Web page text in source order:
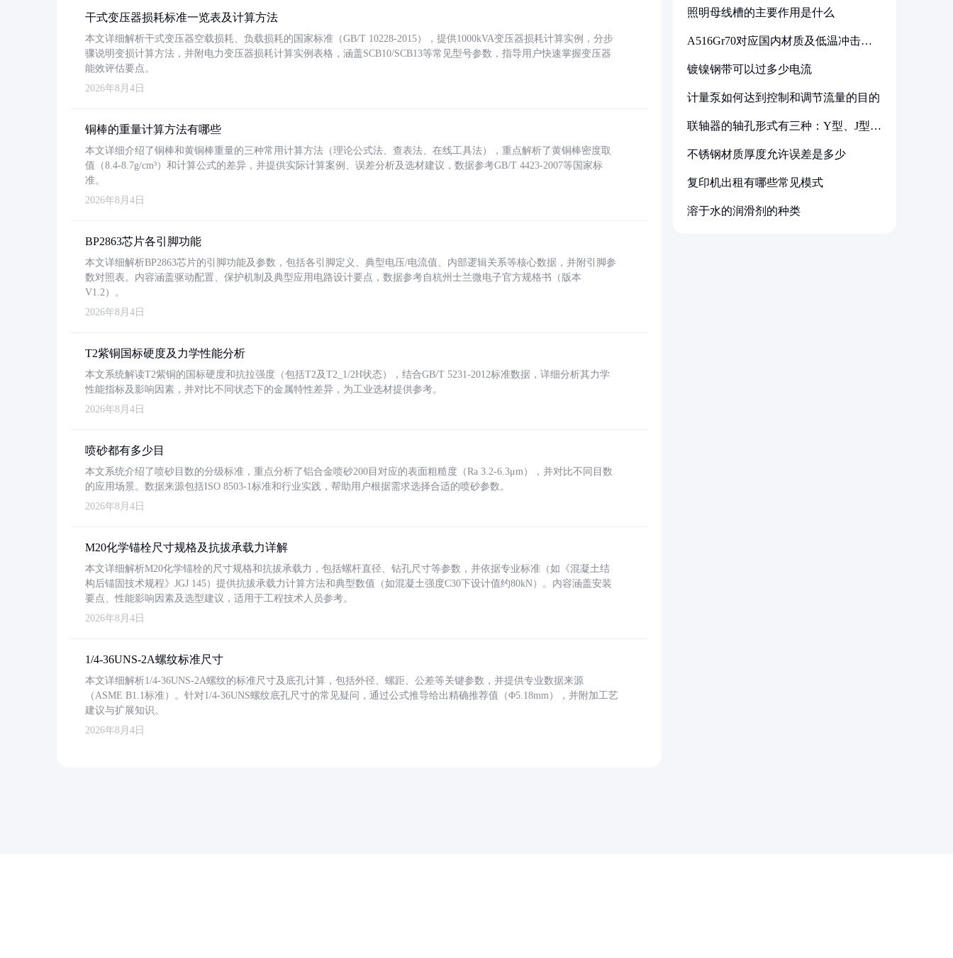
干式变压器损耗标准一览表及计算方法
本文详细解析干式变压器空载损耗、负载损耗的国家标准（GB/T 10228-2015），提供1000kVA变压器损耗计算实例，分步
骤说明变损计算方法，并附电力变压器损耗计算实例表格，涵盖SCB10/SCB13等常见型号参数，指导用户快速掌握变压器
能效评估要点。
2026年8月4日
铜棒的重量计算方法有哪些
本文详细介绍了铜棒和黄铜棒重量的三种常用计算方法（理论公式法、查表法、在线工具法），重点解析了黄铜棒密度取
值（8.4-8.7g/cm³）和计算公式的差异，并提供实际计算案例、误差分析及选材建议，数据参考GB/T 4423-2007等国家标
准。
2026年8月4日
BP2863芯片各引脚功能
本文详细解析BP2863芯片的引脚功能及参数，包括各引脚定义、典型电压/电流值、内部逻辑关系等核心数据，并附引脚参
数对照表。内容涵盖驱动配置、保护机制及典型应用电路设计要点，数据参考自杭州士兰微电子官方规格书（版本
V1.2）。
2026年8月4日
T2紫铜国标硬度及力学性能分析
本文系统解读T2紫铜的国标硬度和抗拉强度（包括T2及T2_1/2H状态），结合GB/T 5231-2012标准数据，详细分析其力学
性能指标及影响因素，并对比不同状态下的金属特性差异，为工业选材提供参考。
2026年8月4日
喷砂都有多少目
本文系统介绍了喷砂目数的分级标准，重点分析了铝合金喷砂200目对应的表面粗糙度（Ra 3.2-6.3μm），并对比不同目数
的应用场景。数据来源包括ISO 8503-1标准和行业实践，帮助用户根据需求选择合适的喷砂参数。
2026年8月4日
M20化学锚栓尺寸规格及抗拔承载力详解
本文详细解析M20化学锚栓的尺寸规格和抗拔承载力，包括螺杆直径、钻孔尺寸等参数，并依据专业标准（如《混凝土结
构后锚固技术规程》JGJ 145）提供抗拔承载力计算方法和典型数值（如混凝土强度C30下设计值约80kN）。内容涵盖安装
要点、性能影响因素及选型建议，适用于工程技术人员参考。
2026年8月4日
1/4-36UNS-2A螺纹标准尺寸
本文详细解析1/4-36UNS-2A螺纹的标准尺寸及底孔计算，包括外径、螺距、公差等关键参数，并提供专业数据来源
（ASME B1.1标准）。针对1/4-36UNS螺纹底孔尺寸的常见疑问，通过公式推导给出精确推荐值（Φ5.18mm），并附加工艺
建议与扩展知识。
2026年8月4日
照明母线槽的主要作用是什么
A516Gr70对应国内材质及低温冲击要
镀镍钢带可以过多少电流
计量泵如何达到控制和调节流量的目的
联轴器的轴孔形式有三种：Y型、J型、
不锈钢材质厚度允许误差是多少
复印机出租有哪些常见模式
溶于水的润滑剂的种类